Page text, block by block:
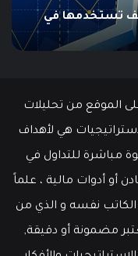
الموقع من تحليلات
هي لأهداف
مباشرة للتداول في
أو أدوات مالية ، علماً
نفسه و الذي من
مضمونة أو دقيقة,